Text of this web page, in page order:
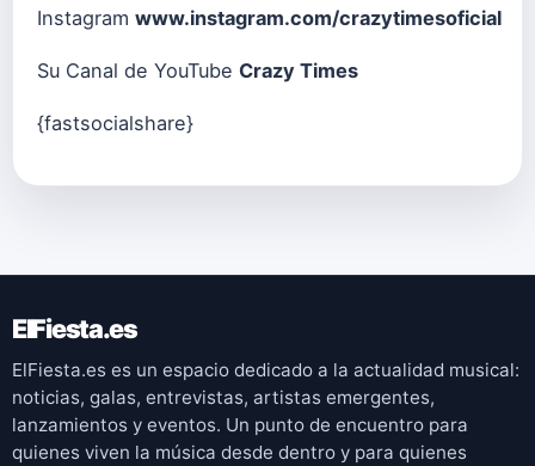
Instagram www.instagram.com/crazytimesoficial
Su Canal de YouTube Crazy Times
{fastsocialshare}
ElFiesta.es
ElFiesta.es es un espacio dedicado a la actualidad musical:
noticias, galas, entrevistas, artistas emergentes,
lanzamientos y eventos. Un punto de encuentro para
quienes viven la música desde dentro y para quienes